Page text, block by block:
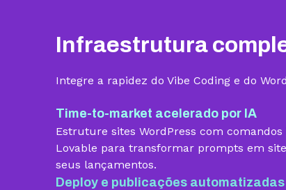
Armazenamento
Hospedagem gerenciada para
WordPress
Domínio grátis
Infraestrutura
Integre a rapidez do Vibe Coding e do
Time-to-market acelerado por IA
Estruture sites WordPress com
Lovable para transformar prompts em
seus lançamentos.
Deploy e publicações automatizadas